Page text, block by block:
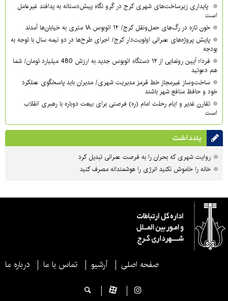
پایداری زیرساخت‌های شهری کرج در گرو نگاه پیش‌دستانه به پدافند غیرعامل
است
خون تازه در رگ‌های حمل‌ونقل کرج/ ۱۲ اتوبوس ۱۸ متری به خیابان‌ها آمدند
پایش پروژه‌های عمرانی اولویت‌دار کرج/ اجرای طرح‌ها در دو نیمه سال با توجه به
بودجه
فردا؛ آیین رونمایی از ۱۲ دستگاه اتوبوس جدید به ارزش 480 میلیارد تومان/ شما
هم دعوتید
ساخت‌وساز غیرمجاز خط قرمز مدیریت شهری‌/ مدیران باید پاسخگوی عملکرد
خود و حافظ منافع شهر باشند
تقارن غدیر و ایام رحلت امام (ره) فرصتی برای بیعت دوباره با رهبری انقلاب
است
یادداشت
روایت شهری که بحران را به فرصت عمرانی تبدیل کرد
خانه را خاموش نکنید انرژی را هوشمندانه مصرف کنید
صفحه اصلی آرشیو تماس با ما درباره ما